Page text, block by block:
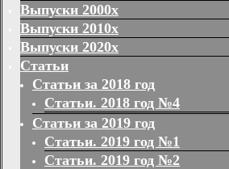
Выпуски 2000х
Выпуски 2010х
Выпуски 2020х
Статьи
Статьи за 2018 год
Статьи. 2018 год №4
Статьи за 2019 год
Статьи. 2019 год №1
Статьи. 2019 год №2